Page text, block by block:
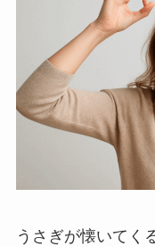
うさぎが懐いてく